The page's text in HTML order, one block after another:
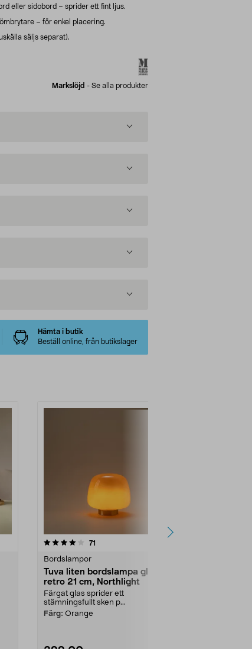
eller sidobord – sprider ett fint ljus.
– för enkel placering.
säljs separat).
Markslöjd - Se alla produkter
Hämta i butik
Beställ online, från butikslager
71
Bordslampor
Tuva liten bordslampa glas
retro 21 cm, Northlight
Färgat glas sprider ett
stämningsfullt sken p...
Färg: Orange
4.5 av 5 stjärnor